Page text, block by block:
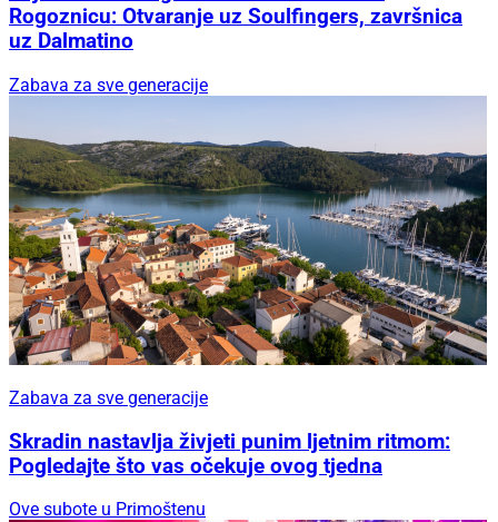
Rogoznicu: Otvaranje uz Soulfingers, završnica
uz Dalmatino
Zabava za sve generacije
Zabava za sve generacije
Skradin nastavlja živjeti punim ljetnim ritmom:
Pogledajte što vas očekuje ovog tjedna
Ove subote u Primoštenu